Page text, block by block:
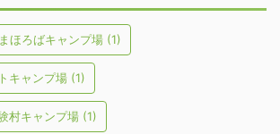
まほろばキャンプ場 (1)
キャンプ場 (1)
村キャンプ場 (1)